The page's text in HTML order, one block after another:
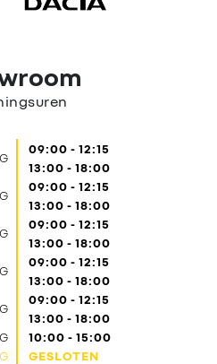
09:00 - 12:15
13:00 - 18:00
09:00 - 12:15
13:00 - 18:00
09:00 - 12:15
13:00 - 18:00
09:00 - 12:15
13:00 - 18:00
09:00 - 12:15
13:00 - 18:00
10:00 - 15:00
GESLOTEN